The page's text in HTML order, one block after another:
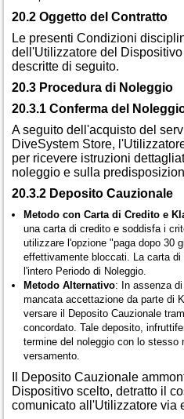
20.2 Oggetto del Contratto
Le presenti Condizioni
dell'Utilizzatore del
descritte di seguito.
20.3 Procedura di Noleggio
20.3.1 Conferma del
A seguito dell'acquisto del
DiveSystem Store,
per ricevere istruzioni
noleggio e sulla
20.3.2 Deposito Cauzionale
Metodo con Carta di Credito e
una carta di credito e soddisfa i
utilizzare l'opzione "paga dopo 30
effettivamente bloccati. La carta
l'intero Periodo di Noleggio.
Metodo Alternativo: In assenza
mancata accettazione da parte di
versare il Deposito Cauzionale
concordato. Tale deposito,
termine del noleggio con lo stesso
versamento.
Il Deposito Cauzionale
Dispositivo scelto, detratto il
comunicato all'Utilizzatore via